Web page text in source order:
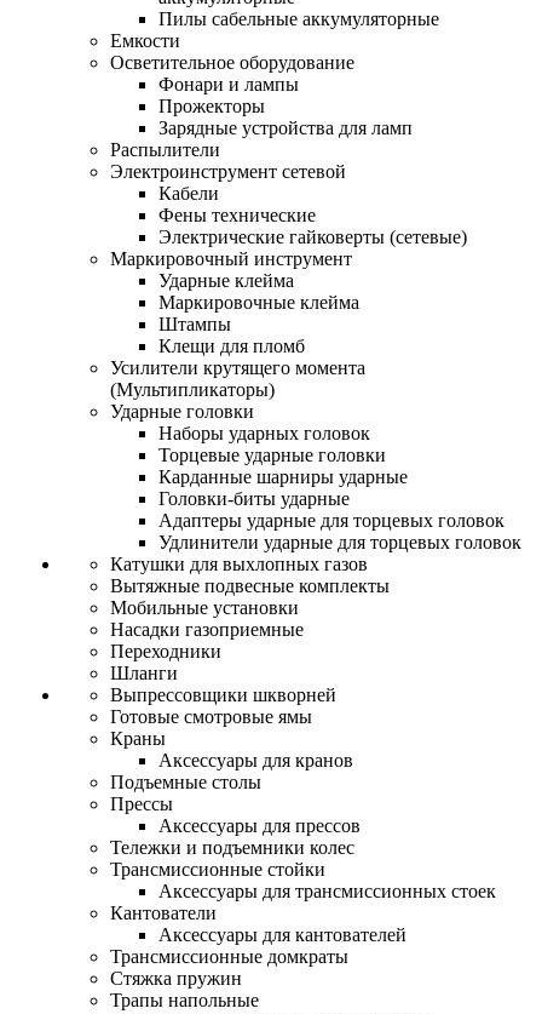
Пилы сабельные аккумуляторные
Емкости
Осветительное оборудование
Фонари и лампы
Прожекторы
Зарядные устройства для ламп
Распылители
Электроинструмент сетевой
Кабели
Фены технические
Электрические гайковерты (сетевые)
Маркировочный инструмент
Ударные клейма
Маркировочные клейма
Штампы
Клещи для пломб
Усилители крутящего момента
(Мультипликаторы)
Ударные головки
Наборы ударных головок
Торцевые ударные головки
Карданные шарниры ударные
Головки-биты ударные
Адаптеры ударные для торцевых головок
Удлинители ударные для торцевых головок
Катушки для выхлопных газов
Вытяжные подвесные комплекты
Мобильные установки
Насадки газоприемные
Переходники
Шланги
Выпрессовщики шкворней
Готовые смотровые ямы
Краны
Аксессуары для кранов
Подъемные столы
Прессы
Аксессуары для прессов
Тележки и подъемники колес
Трансмиссионные стойки
Аксессуары для трансмиссионных стоек
Кантователи
Аксессуары для кантователей
Трансмиссионные домкраты
Стяжка пружин
Трапы напольные